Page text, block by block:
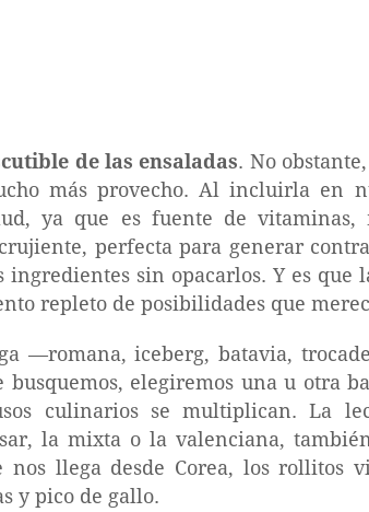
de las ensaladas. No
más provecho. Al incluirla en
ya que es fuente de
perfecta para generar
sin opacarlos. Y es que
repleto de posibilidades que
—romana, iceberg, batavia,
elegiremos una u otra
culinarios se multiplican. La
la mixta o la valenciana,
nos llega desde Corea, los rollitos
y pico de gallo.